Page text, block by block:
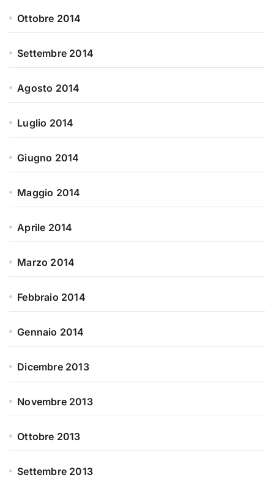
Ottobre 2014
Settembre 2014
Agosto 2014
Luglio 2014
Giugno 2014
Maggio 2014
Aprile 2014
Marzo 2014
Febbraio 2014
Gennaio 2014
Dicembre 2013
Novembre 2013
Ottobre 2013
Settembre 2013